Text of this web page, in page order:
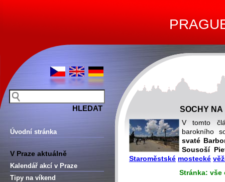
Úvodní stránka
V Praze aktuálně
Kalendář akcí v Praze
Tipy na víkend
SOCHY NA
V tomto
barokního
svaté
Sousoší
Staroměstské mostecké
Stránka: